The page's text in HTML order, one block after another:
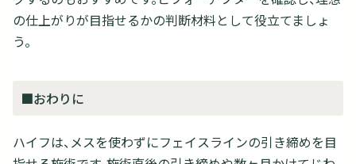
の仕上がりが目指せるかの判断材料として役立てましょ
う。
■おわりに
ハイフは、メスを使わずにフェイスラインの引き締めを目